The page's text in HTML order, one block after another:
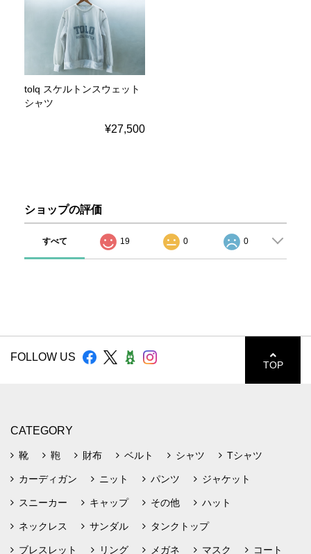
tolq スケルトンスウェット
シャツ
¥27,500
ショップの評価
すべて 19 0 0
FOLLOW US
TOP
CATEGORY
靴 鞄 財布 ベルト シャツ Tシャツ
カーディガン ニット パンツ ジャケット
スニーカー キャップ その他 ハット
ネックレス サンダル タンクトップ
ブレスレット リング メガネ マスク コート